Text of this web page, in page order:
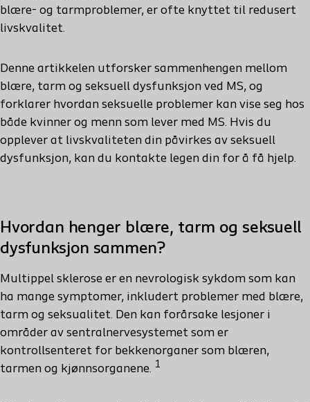
blære- og tarmproblemer, er ofte knyttet til redusert
livskvalitet.
Denne artikkelen utforsker sammenhengen mellom
blære, tarm og seksuell dysfunksjon ved MS, og
forklarer hvordan seksuelle problemer kan vise seg hos
både kvinner og menn som lever med MS. Hvis du
opplever at livskvaliteten din påvirkes av seksuell
dysfunksjon, kan du kontakte legen din for å få hjelp.
Hvordan henger blære, tarm og seksuell
dysfunksjon sammen?
Multippel sklerose er en nevrologisk sykdom som kan
ha mange symptomer, inkludert problemer med blære,
tarm og seksualitet. Den kan forårsake lesjoner i
områder av sentralnervesystemet som er
kontrollsenteret for bekkenorganer som blæren,
tarmen og kjønnsorganene. 1